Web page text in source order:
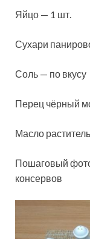
Яйцо — 1 шт.
Сухари
Соль — по вкусу
Перец чёрный
Масло
Пошаговый
консервов